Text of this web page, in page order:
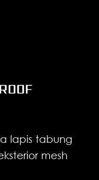
lapis tabung
mesh